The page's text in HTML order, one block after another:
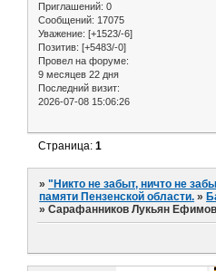
Приглашений: 0
Сообщений: 17075
Уважение: [+1523/-6]
Позитив: [+5483/-0]
Провел на форуме:
9 месяцев 22 дня
Последний визит:
2026-07-08 15:06:26
Страница:1
»"Никто не забыт, ничто не
памяти Пензенской области. »
»Сарафанников Лукьян